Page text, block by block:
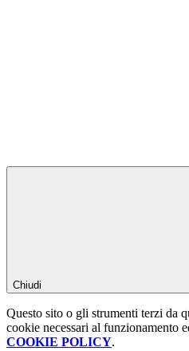
Chiudi
Questo sito o gli strumenti terzi da
cookie necessari al funzionamento
COOKIE POLICY.